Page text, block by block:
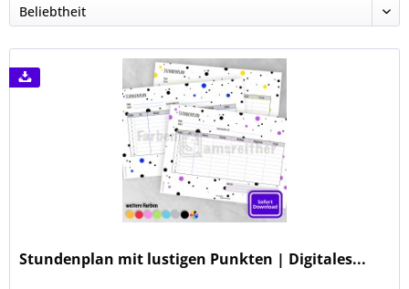
Stundenplan mit lustigen Punkten | Digitales...